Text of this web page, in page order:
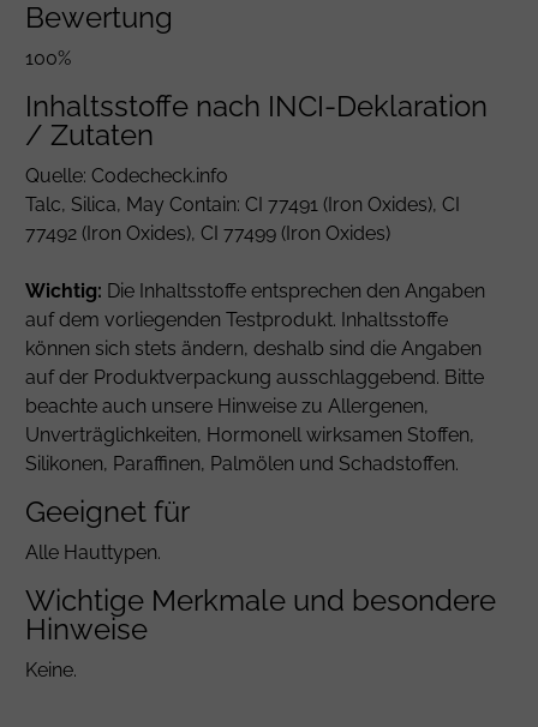
Bewertung
100%
Inhaltsstoffe nach INCI-Deklaration
/ Zutaten
Quelle: Codecheck.info
Talc, Silica, May Contain:CI 77491 (Iron Oxides),CI
77492 (Iron Oxides),CI 77499 (Iron Oxides)
Wichtig: Die Inhaltsstoffe entsprechen den Angaben
auf dem vorliegenden Testprodukt. Inhaltsstoffe
können sich stets ändern, deshalb sind die Angaben
auf der Produktverpackung ausschlaggebend. Bitte
beachte auch unsere Hinweise zu Allergenen,
Unverträglichkeiten, Hormonell wirksamen Stoffen,
Silikonen, Paraffinen, Palmölen und Schadstoffen.
Geeignet für
Alle Hauttypen.
Wichtige Merkmale und besondere
Hinweise
Keine.